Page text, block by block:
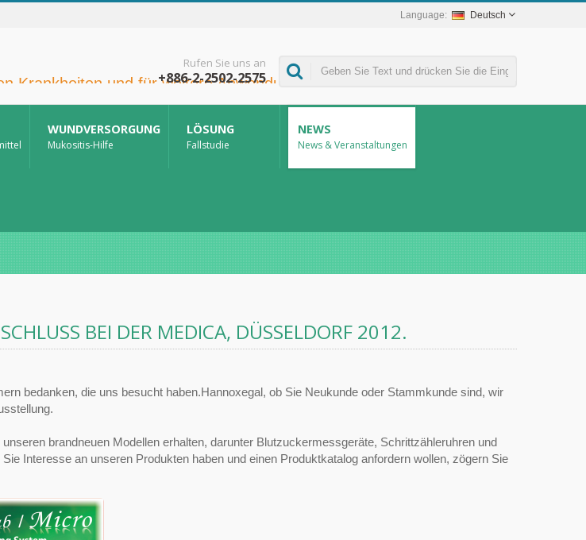
Deutsch
Rufen Sie uns an
+886-2-2502-2575
WUNDVERSORGUNG
Mukositis-Hilfe
LÖSUNG
Fallstudie
NEWS
News & Veranstaltungen
BEI DER MEDICA, DÜSSELDORF 2012.
bedanken, die uns besucht haben.Hannoxegal, ob Sie Neukunde oder Stammkunde sind, wir
brandneuen Modellen erhalten, darunter Blutzuckermessgeräte, Schrittzähleruhren und
Interesse an unseren Produkten haben und einen Produktkatalog anfordern wollen, zögern Sie